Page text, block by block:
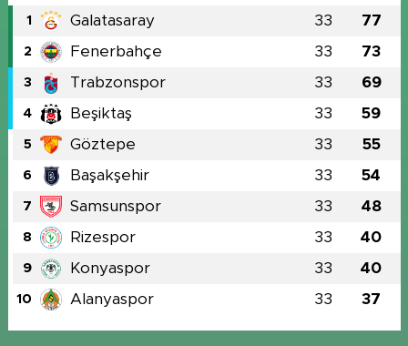
1 Galatasaray 33 77
2 Fenerbahçe 33 73
3 Trabzonspor 33 69
4 Beşiktaş 33 59
5 Göztepe 33 55
6 Başakşehir 33 54
7 Samsunspor 33 48
8 Rizespor 33 40
9 Konyaspor 33 40
10 Alanyaspor 33 37